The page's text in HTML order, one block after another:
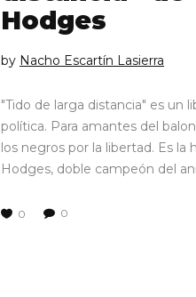
Hodges
by Nacho Escartín Lasierra
"Tido de larga distancia" es un
política. Para amantes del
los negros por la libertad. Es la
Hodges, doble campeón del
0 0